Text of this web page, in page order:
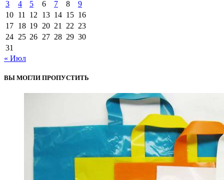
3 4 5 6 7 8
9
10 11 12 13 14 15 16
17 18 19 20 21 22 23
24 25 26 27 28 29 30
31
« Июл
ВЫ МОГЛИ ПРОПУСТИТЬ